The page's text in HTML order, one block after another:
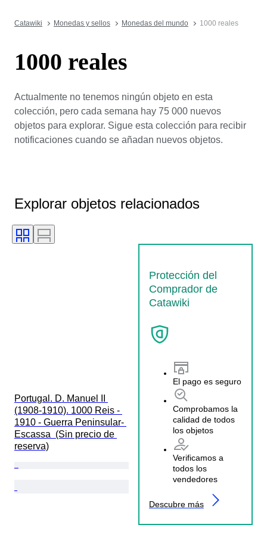
Catawiki Monedas y sellos Monedas del mundo 1000 reales
1000 reales
Actualmente no tenemos ningún objeto en esta
colección, pero cada semana hay 75 000 nuevos
objetos para explorar. Sigue esta colección para recibir
notificaciones cuando se añadan nuevos objetos.
Explorar objetos relacionados
Protección del
Comprador de
Catawiki
El pago es seguro
Comprobamos la
calidad de todos
los objetos
Verificamos a
todos los
vendedores
Descubre más
Portugal. D. Manuel II
(1908-1910). 1000 Reis -
1910 - Guerra Peninsular-
Escassa  (Sin precio de
reserva)